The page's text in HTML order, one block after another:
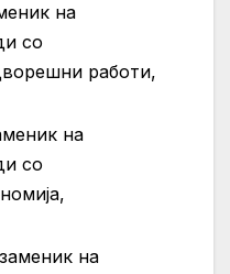
на
со
работи,
на
со
на